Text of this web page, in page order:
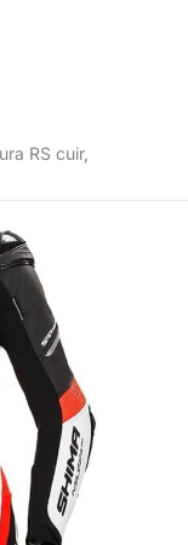
RS cuir,